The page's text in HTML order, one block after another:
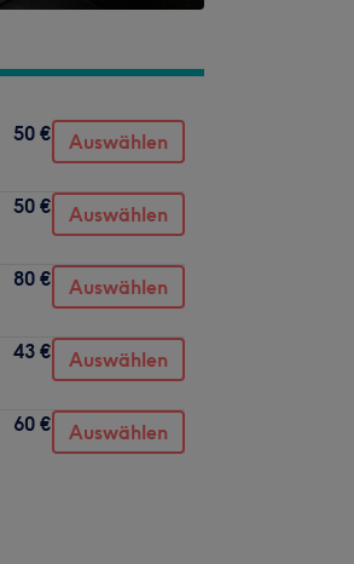
50 € Auswählen
50 € Auswählen
80 € Auswählen
43 € Auswählen
60 € Auswählen